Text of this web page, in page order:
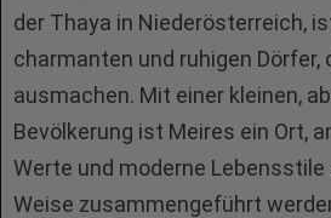
der Thaya in Niederösterreich,
charmanten und ruhigen Dörfer,
ausmachen. Mit einer kleinen,
Bevölkerung ist Meires ein Ort,
Werte und moderne
Weise zusammengeführt